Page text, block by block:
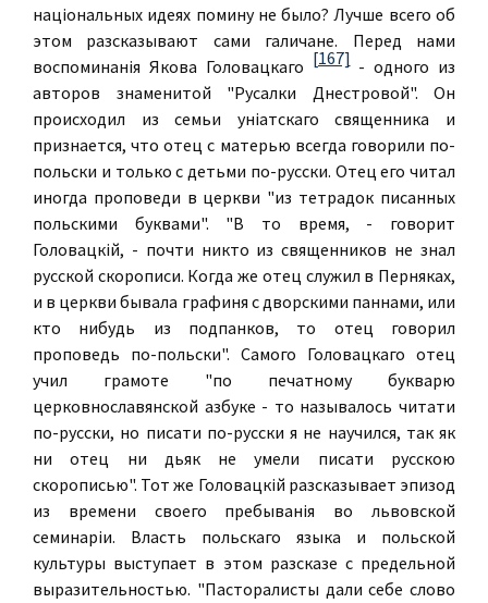
нацiональных идеях помину не было? Лучше всего об
этом разсказывают сами галичане. Перед нами
воспоминанiя Якова Головацкаго [167]- одного из
авторов знаменитой "Русалки Днестровой". Он
происходил из семьи унiатскаго священника и
признается, что отец с матерью всегда говорили по-
польски и только с детьми по-русски. Отец его читал
иногда проповеди в церкви "из тетрадок писанных
польскими буквами". "В то время, - говорит
Головацкiй, - почти никто из священников не знал
русской скорописи. Когда же отец служил в Перняках,
и в церкви бывала графиня с дворскими паннами, или
кто нибудь из подпанков, то отец говорил
проповедь по-польски". Самого Головацкаго отец
учил грамоте "по печатному букварю
церковнославянской азбуке - то называлось читати
по-русски, но писати по-русски я не научился, так як
ни отец ни дьяк не умели писати русскою
скорописью". Тот же Головацкiй разсказывает эпизод
из времени своего пребыванiя во львовской
семинарiи. Власть польскаго языка и польской
культуры выступает в этом разсказе с предельной
выразительностью. "Пасторалисты дали себе слово